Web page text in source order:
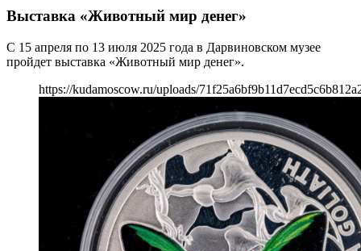
Выставка «Животный мир денег»
С 15 апреля по 13 июля 2025 года в Дарвиновском музее
пройдет выставка «Животный мир денег».
https://kudamoscow.ru/uploads/